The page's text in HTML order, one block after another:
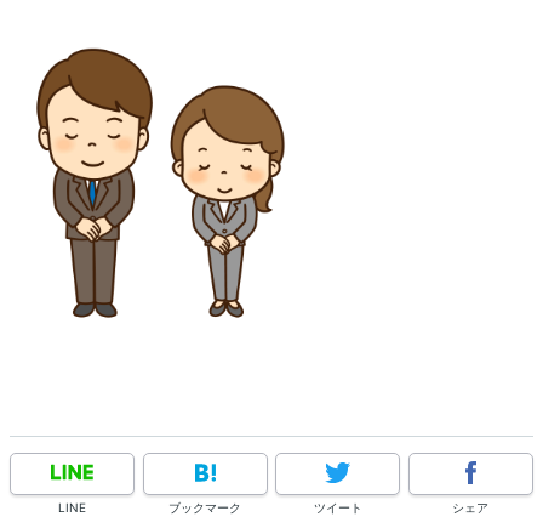
LINE ブックマーク ツイート シェア